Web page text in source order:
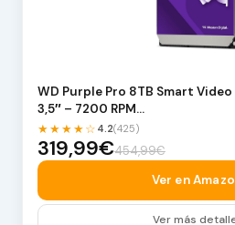
WD Purple Pro 8TB Smart
3,5″ – 7200 RPM…
★★★★☆ 4.2(425)
319,99€454,99€
Ver en
Ver más